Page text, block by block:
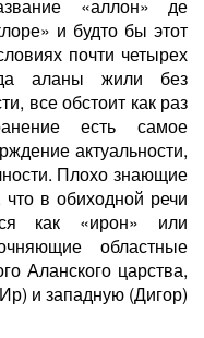
«аллон» де
и будто бы этот
почти четырех
аланы жили без
все обстоит как раз
есть самое
актуальности,
Плохо знающие
в обиходной речи
как «ирон» или
областные
Аланского царства,
и западную (Дигор)